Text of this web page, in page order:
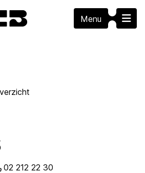
Menu
02 212 22 30